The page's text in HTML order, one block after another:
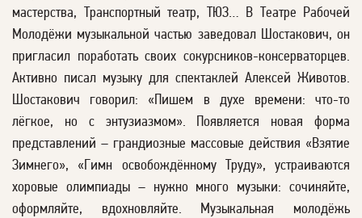
мастерства, Транспортный театр, ТЮЗ… В Театре Рабочей
Молодёжи музыкальной частью заведовал Шостакович, он
пригласил поработать своих сокурсников-консерваторцев.
Активно писал музыку для спектаклей Алексей Животов.
Шостакович говорил: «Пишем в духе времени: что-то
лёгкое, но с энтузиазмом». Появляется новая форма
представлений – грандиозные массовые действия «Взятие
Зимнего», «Гимн освобождённому Труду», устраиваются
хоровые олимпиады – нужно много музыки: сочиняйте,
оформляйте, вдохновляйте. Музыкальная молодёжь